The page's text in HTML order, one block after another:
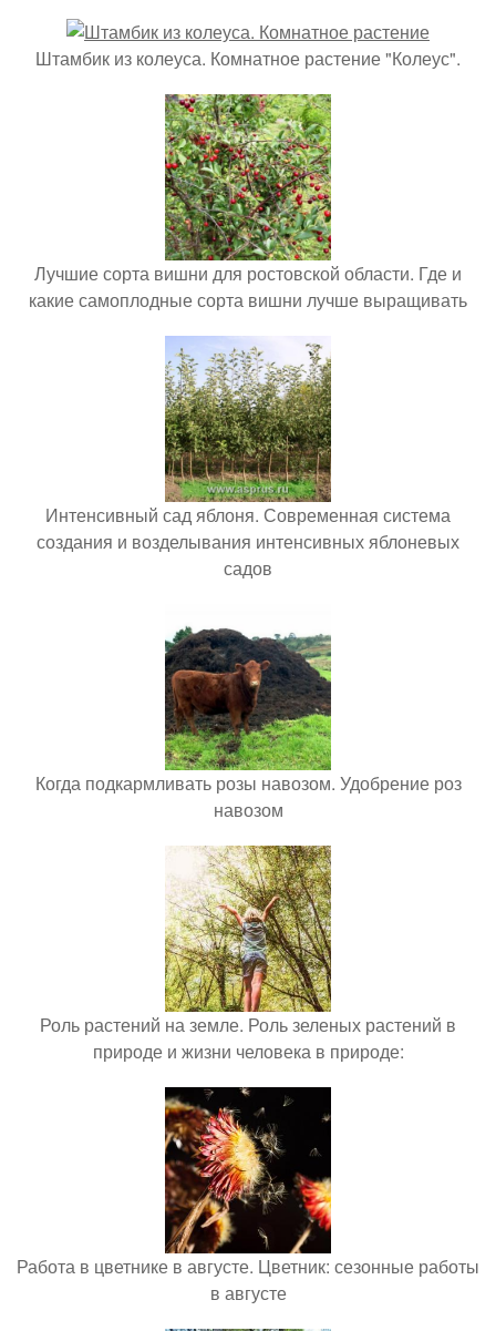
Штамбик из колеуса. Комнатное растение "Колеус".
Лучшие сорта вишни для ростовской области. Где и
какие самоплодные сорта вишни лучше выращивать
Интенсивный сад яблоня. Современная система
создания и возделывания интенсивных яблоневых
садов
Когда подкармливать розы навозом. Удобрение роз
навозом
Роль растений на земле. Роль зеленых растений в
природе и жизни человека в природе:
Работа в цветнике в августе. Цветник: сезонные работы
в августе